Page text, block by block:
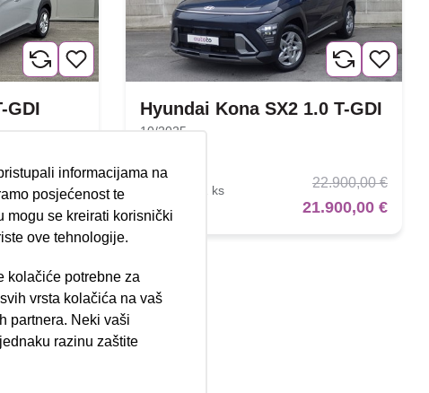
GDI
16.320,00 €
14.500,00 €
Hyundai Kona SX2 1.0 T-GDI
10/2025
Benzin
74 kW / 101 ks
Jamstvo
22.900,00 €
21.900,00 €
102, Resnik
informacijama na
posjećenost te
mogu se kreirati korisnički
ove tehnologije.
kolačiće potrebne za
vrsta kolačića na vaš
partnera. Neki vaši
razinu zaštite